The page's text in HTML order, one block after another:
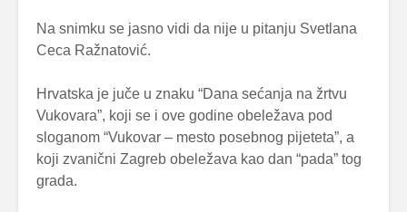
Na snimku se jasno vidi da nije u pitanju Svetlana
Ceca Ražnatović.
Hrvatska je juče u znaku “Dana sećanja na žrtvu
Vukovara”, koji se i ove godine obeležava pod
sloganom “Vukovar – mesto posebnog pijeteta”, a
koji zvanični Zagreb obeležava kao dan “pada” tog
grada.